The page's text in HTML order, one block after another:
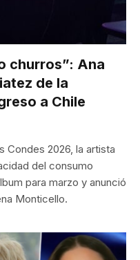
churros”: Ana
de la
a Chile
Condes 2026, la artista
del consumo
para marzo y anunció
Monticello.